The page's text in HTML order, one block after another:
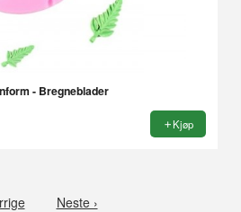
- Bregneblader
Kjøp
Neste ›